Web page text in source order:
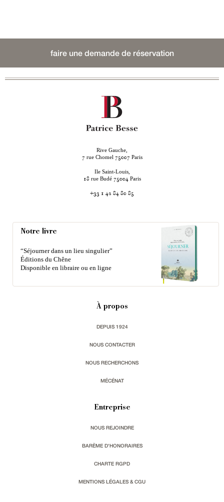
faire une demande de réservation
Rive Gauche,
7 rue Chomel 75007 Paris
Ile Saint-Louis,
18 rue Budé 75004 Paris
+33 1 42 84 80 85
Notre livre
“Séjourner dans un lieu singulier”
Éditions du Chêne
Disponible en libraire ou en ligne
À propos
DEPUIS 1924
NOUS CONTACTER
NOUS RECHERCHONS
MÉCÉNAT
Entreprise
NOUS REJOINDRE
BARÈME D'HONORAIRES
CHARTE RGPD
MENTIONS LÉGALES & CGU